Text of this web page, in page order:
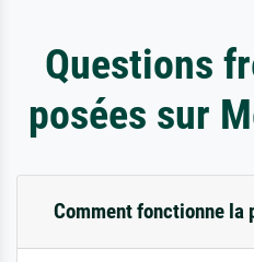
Questions
posées sur
Comment fonctionne la